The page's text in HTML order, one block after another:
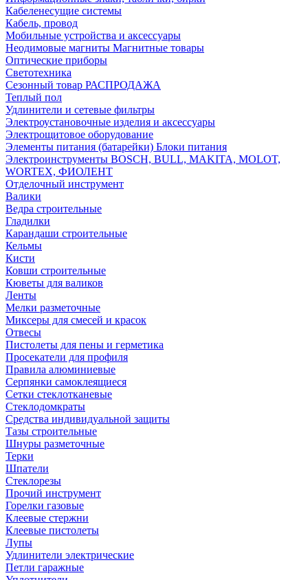
Кабеленесущие системы
Кабель, провод
Мобильные устройства и аксессуары
Неодимовые магниты Магнитные товары
Оптические приборы
Светотехника
Сезонный товар РАСПРОДАЖА
Теплый пол
Удлинители и сетевые фильтры
Электроустановочные изделия и аксессуары
Электрощитовое оборудование
Элементы питания (батарейки) Блоки питания
Электроинструменты BOSCH, BULL, MAKITA, MOLOT,
WORTEX, ФИОЛЕНТ
Отделочный инструмент
Валики
Ведра строительные
Гладилки
Карандаши строительные
Кельмы
Кисти
Ковши строительные
Кюветы для валиков
Ленты
Мелки разметочные
Миксеры для смесей и красок
Отвесы
Пистолеты для пены и герметика
Просекатели для профиля
Правила алюминиевые
Серпянки самоклеящиеся
Сетки стеклотканевые
Стеклодомкраты
Средства индивидуальной защиты
Тазы строительные
Шнуры разметочные
Терки
Шпатели
Стеклорезы
Прочий инструмент
Горелки газовые
Клеевые стержни
Клеевые пистолеты
Лупы
Удлинители электрические
Петли гаражные